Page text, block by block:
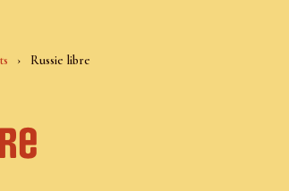
Russie libre